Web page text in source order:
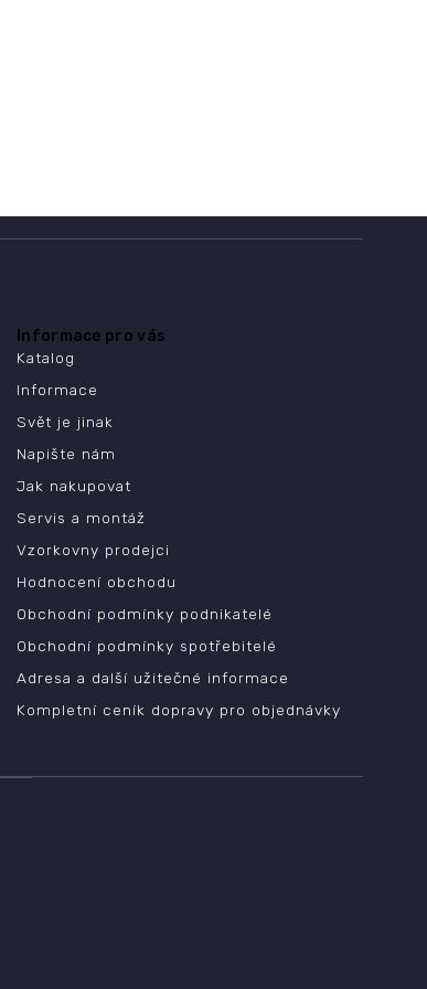
Informace pro vás
Katalog
Informace
Svět je jinak
Napište nám
Jak nakupovat
Servis a montáž
Vzorkovny prodejci
Hodnocení obchodu
Obchodní podmínky podnikatelé
Obchodní podmínky spotřebitelé
Adresa a další užitečné informace
Kompletní ceník dopravy pro objednávky